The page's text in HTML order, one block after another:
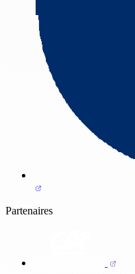
Partenaires